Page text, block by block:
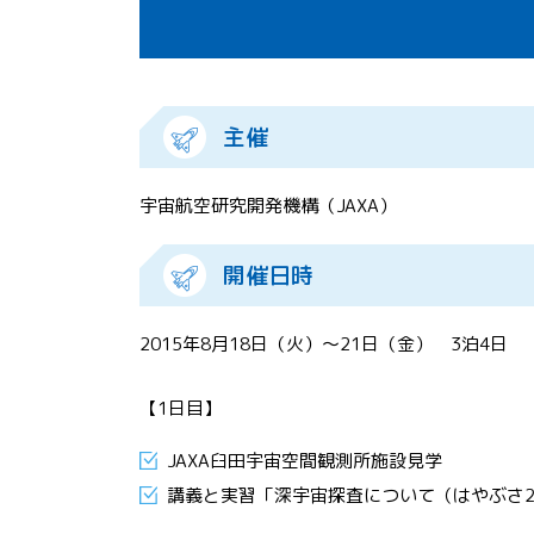
主催
宇宙航空研究開発機構（JAXA）
開催日時
2015年8月18日（火）～21日（金） 3泊4日
【1日目】
JAXA臼田宇宙空間観測所施設見学
講義と実習「深宇宙探査について（はやぶさ2